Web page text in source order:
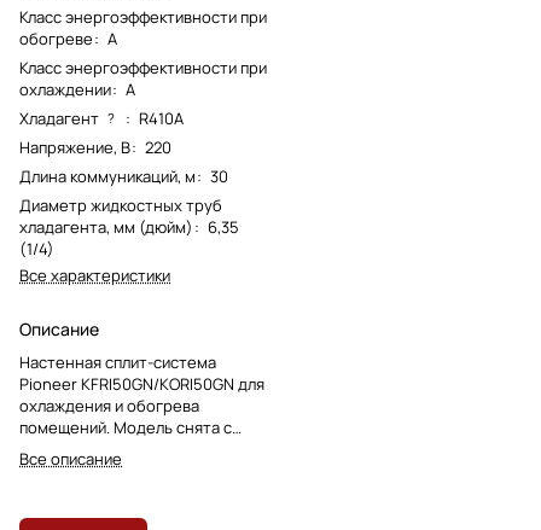
Класс энергоэффективности при
обогреве: A
Класс энергоэффективности при
охлаждении: A
Хладагент ? : R410A
Напряжение, В: 220
Длина коммуникаций, м: 30
Диаметр жидкостных труб
хладагента, мм (дюйм) : 6,35
(1/4)
Все характеристики
Описание
Настенная сплит-система
Pioneer KFRI50GN/KORI50GN для
охлаждения и обогрева
помещений. Модель снята с
производства, преемник —
KFRI50MW/KORI50MW/Eco.
Все описание